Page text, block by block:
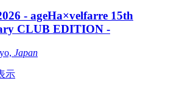
- ageHa×velfarre 15th
CLUB EDITION -
Japan
示